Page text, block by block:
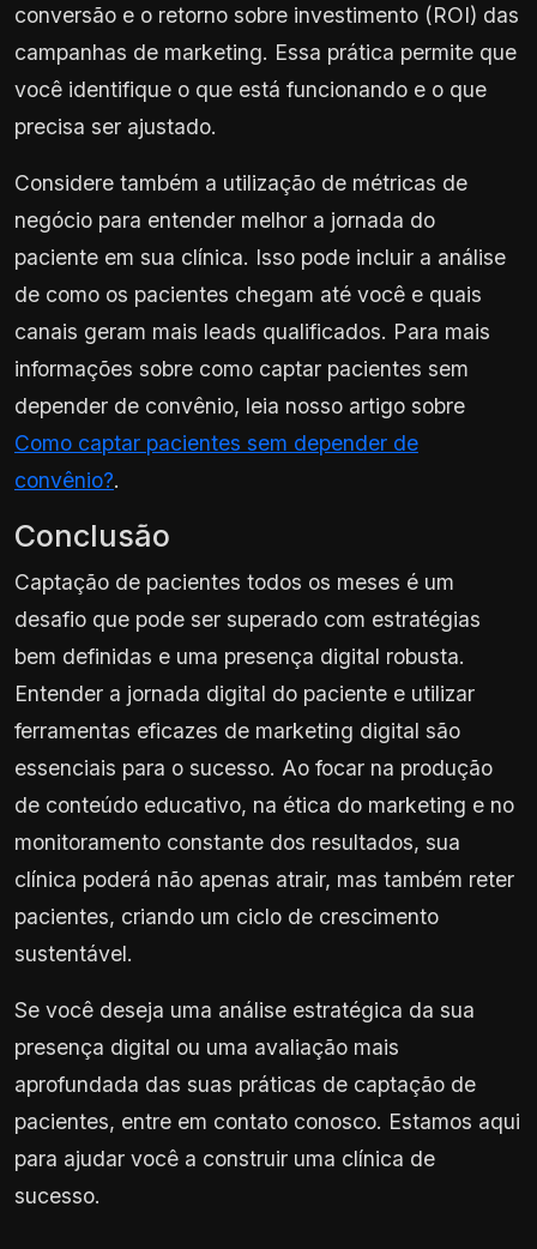
conversão e o retorno sobre investimento (ROI) das
campanhas de marketing. Essa prática permite que
você identifique o que está funcionando e o que
precisa ser ajustado.
Considere também a utilização de métricas de
negócio para entender melhor a jornada do
paciente em sua clínica. Isso pode incluir a análise
de como os pacientes chegam até você e quais
canais geram mais leads qualificados. Para mais
informações sobre como captar pacientes sem
depender de convênio, leia nosso artigo sobre
Como captar pacientes sem depender de
convênio?.
Conclusão
Captação de pacientes todos os meses é um
desafio que pode ser superado com estratégias
bem definidas e uma presença digital robusta.
Entender a jornada digital do paciente e utilizar
ferramentas eficazes de marketing digital são
essenciais para o sucesso. Ao focar na produção
de conteúdo educativo, na ética do marketing e no
monitoramento constante dos resultados, sua
clínica poderá não apenas atrair, mas também reter
pacientes, criando um ciclo de crescimento
sustentável.
Se você deseja uma análise estratégica da sua
presença digital ou uma avaliação mais
aprofundada das suas práticas de captação de
pacientes, entre em contato conosco. Estamos aqui
para ajudar você a construir uma clínica de
sucesso.